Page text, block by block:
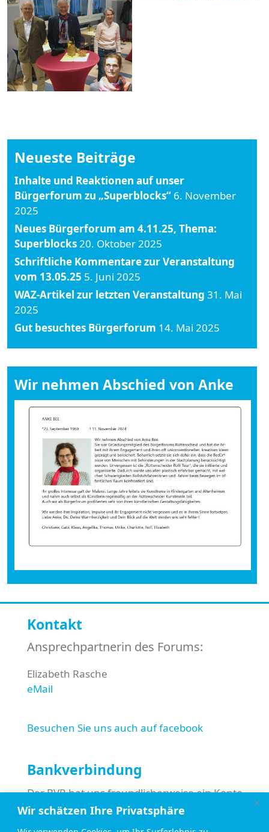
Wir schätzen Ihre Privatsphäre
Neueste Beiträge
Inhalte und Reaktionen auf unser
Bürgerforum zu „Superblocks“ 6. November
2025
Neues Bürgerforum am 4.11.25, Thema:
Superblocks20. Oktober 2025
Schriftliche Kommentare zur Veranstaltung
vom 13.05.25 5. Juni 2025
WAZ-Artikel zur letzten Veranstaltung 31. Mai
2025
Gut besuchtes Bürgerforum 14. Mai 2025
Wir nehmen Abschied von Anke
Kontakt
Ansprechpartnerin des Forums:
Elizabeth Rasche
eMail
Besuchen Sie uns auch auf facebook
Bankverbindung
Der BVR hat uns freundlicherweise ein Konto
eingerichtet, über das Sie uns finanziell